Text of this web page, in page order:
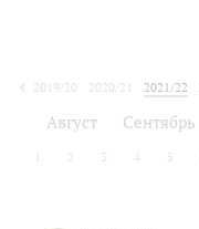
2019/20
2020/21 2021/22
Август Сентябрь
1 2 3 4 5